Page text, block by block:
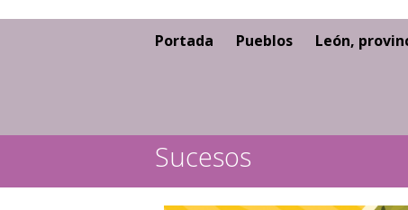
Portada Pueblos León,
Sucesos